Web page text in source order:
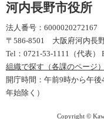
河内長野市役所
法人番号：6000020272167
〒586-8501 大阪府河内長
Tel：0721-53-1111（代表）
組織で探す（各課のページ）
開庁時間：午前9時から午
年始除く）
Copyright ©